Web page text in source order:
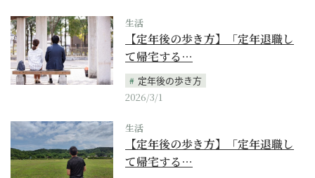
生活
【定年後の歩き方】「定年退職し
て帰宅する…
定年後の歩き方
2026/3/1
生活
【定年後の歩き方】「定年退職し
て帰宅する…